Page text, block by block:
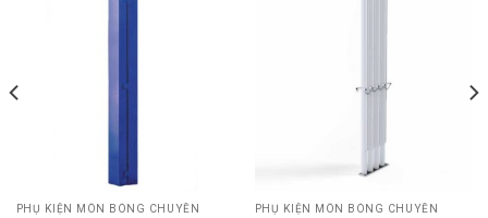
PHỤ KIỆN MÔN BÓNG CHUYỀN PHỤ KIỆN MÔN BÓNG CHUYỀN